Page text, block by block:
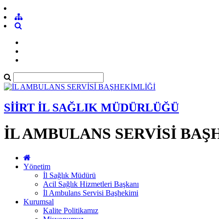
SİİRT İL SAĞLIK MÜDÜRLÜĞÜ
İL AMBULANS SERVİSİ
Yönetim
İl Sağlık Müdürü
Acil Sağlık Hizmetleri Başkanı
İl Ambulans Servisi Başhekimi
Kurumsal
Kalite Politikamız